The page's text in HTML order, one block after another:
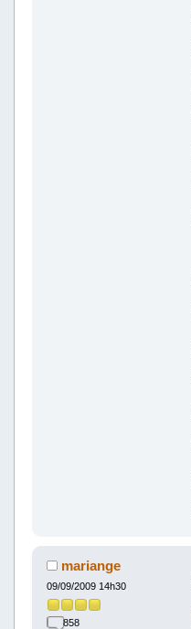
mariange
09/09/2009 14h30
858